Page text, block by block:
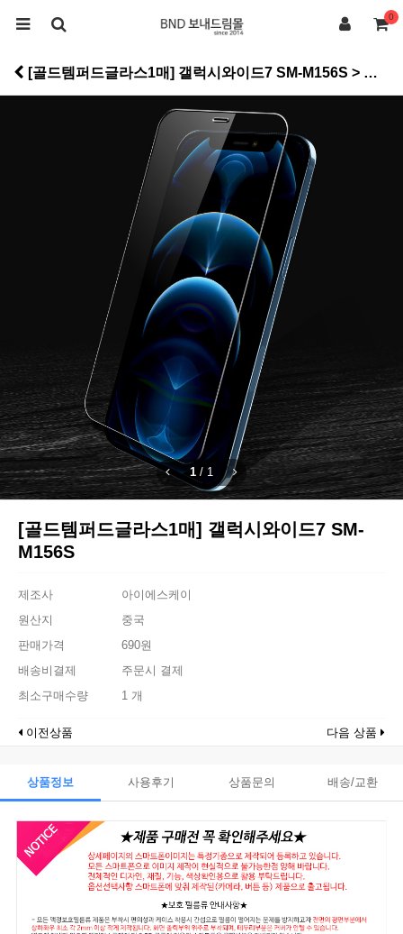
0
[골드템퍼드글라스1매] 갤럭시와이드7 SM-M156S > 골드템퍼드강화글라스
1 / 1
[골드템퍼드글라스1매] 갤럭시와이드7 SM-
M156S
제조사
아이에스케이
원산지
중국
판매가격
690원
배송비결제
주문시 결제
최소구매수량
1 개
이전상품 다음 상품
상품정보 사용후기 상품문의 배송/교환